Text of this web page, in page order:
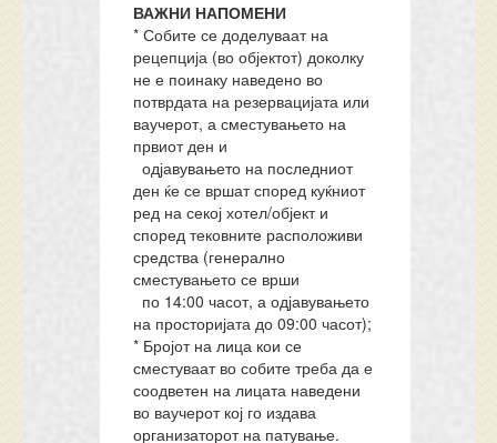
ВАЖНИ НАПОМЕНИ
* Собите се доделуваат на
рецепција (во објектот) доколку
не е поинаку наведено во
потврдата на резервацијата или
ваучерот, а сместувањето на
првиот ден и
одјавувањето на последниот
ден ќе се вршат според куќниот
ред на секој хотел/објект и
според тековните расположиви
средства (генерално
сместувањето се врши
по 14:00 часот, а одјавувањето
на просторијата до 09:00 часот);
* Бројот на лица кои се
сместуваат во собите треба да е
соодветен на лицата наведени
во ваучерот кој го издава
организаторот на патување.